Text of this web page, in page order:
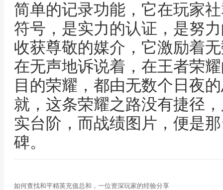
简单的记录功能，它在玩家
符号，是实力的认证，是努
收获尊敬的媒介，它激励着
在无声地诉说着，在王者荣
目的荣耀，都由无数个日夜
就，这条荣耀之路没有捷径
实台阶，而战绩图片，便是
碑。
如何查找和平精英充值总和，一位资深玩家的经验分享